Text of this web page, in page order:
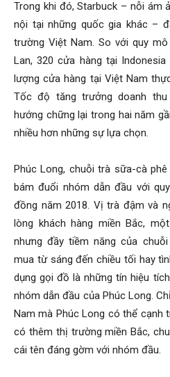
Trong khi đó, Starbuck – nỗi ám
nội tại những quốc gia khác –
trường Việt Nam. So với quy
Lan, 320 cửa hàng tại
lượng cửa hàng tại Việt Nam
Tốc độ tăng trưởng doanh
hướng chững lại trong hai năm
nhiều hơn những sự lựa chọn.
Phúc Long, chuỗi trà sữa-cà
bám đuổi nhóm dẫn đầu với
đồng năm 2018. Vị trà đậm và
lòng khách hàng miền Bắc,
nhưng đầy tiềm năng của
mua từ sáng đến chiều tối hay
dụng gọi đồ là những tín hiệu
nhóm dẫn đầu của Phúc Long.
Nam mà Phúc Long có thể cạnh
có thêm thị trường miền Bắc,
cái tên đáng gờm với nhóm đầu.